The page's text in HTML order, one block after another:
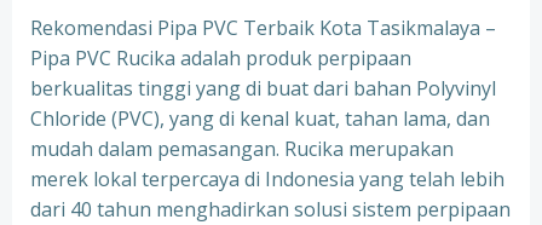
Rekomendasi Pipa PVC Terbaik Kota Tasikmalaya –
Pipa PVC Rucika adalah produk perpipaan
berkualitas tinggi yang di buat dari bahan Polyvinyl
Chloride (PVC), yang di kenal kuat, tahan lama, dan
mudah dalam pemasangan. Rucika merupakan
merek lokal terpercaya di Indonesia yang telah lebih
dari 40 tahun menghadirkan solusi sistem perpipaan